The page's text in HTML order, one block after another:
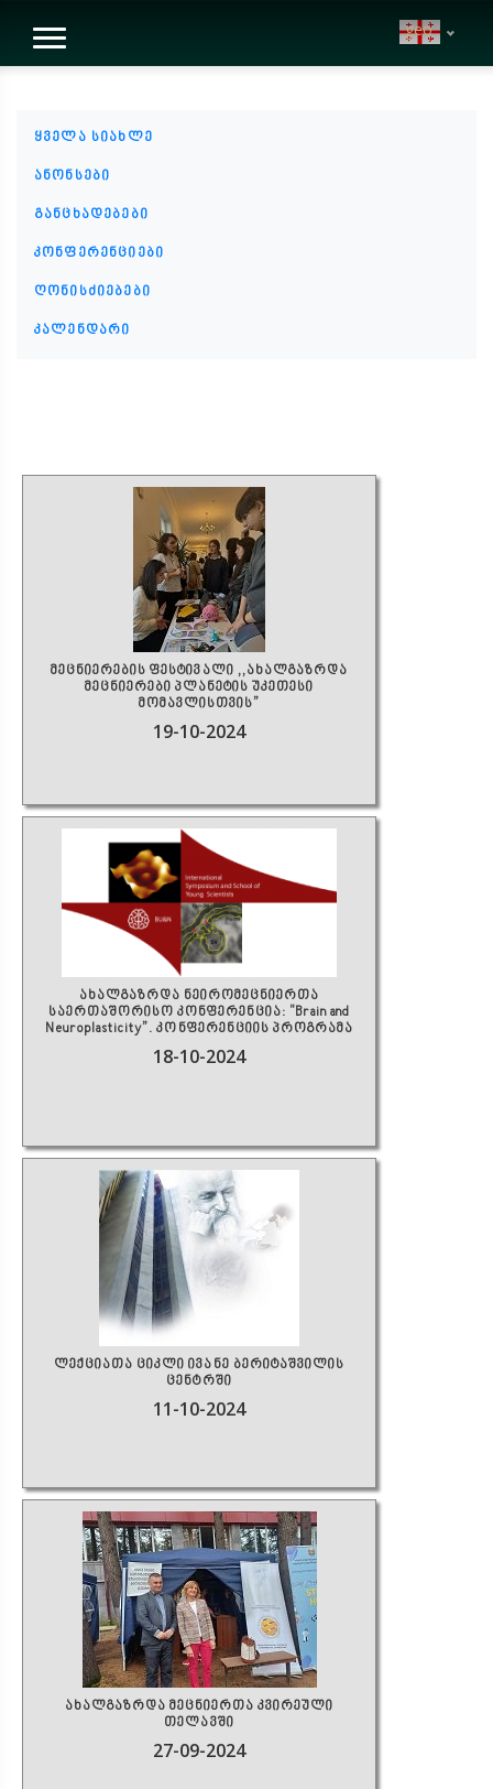
geo
ყველა სიახლე
ანონსები
განცხადებები
კონფერენციები
ღონისძიებები
კალენდარი
მეცნიერების ფესტივალი ,,ახალგაზრდა
მეცნიერები პლანეტის უკეთესი
მომავლისთვის”
19-10-2024
ახალგაზრდა ნეირომეცნიერთა
საერთაშორისო კონფერენცია: "Brain and
Neuroplasticity”. კონფერენციის პროგრამა
18-10-2024
ლექციათა ციკლი ივანე ბერიტაშვილის
ცენტრში
11-10-2024
ახალგაზრდა მეცნიერთა კვირეული
თელავში
27-09-2024